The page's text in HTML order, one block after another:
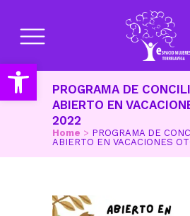
Abrir barra de herramientas
PROGRAMA DE
ABIERTO EN
2022
Home > PROGRAMA DE
ABIERTO EN VACACIONES